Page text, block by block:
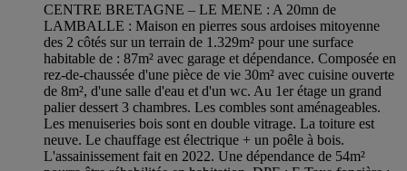
CENTRE BRETAGNE – LE MENE : A 20mn de
LAMBALLE : Maison en pierres sous ardoises mitoyenne
des 2 côtés sur un terrain de 1.329m² pour une surface
habitable de : 87m² avec garage et dépendance. Composée en
rez-de-chaussée d'une pièce de vie 30m² avec cuisine ouverte
de 8m², d'une salle d'eau et d'un wc. Au 1er étage un grand
palier dessert 3 chambres. Les combles sont aménageables.
Les menuiseries bois sont en double vitrage. La toiture est
neuve. Le chauffage est électrique + un poêle à bois.
L'assainissement fait en 2022. Une dépendance de 54m²